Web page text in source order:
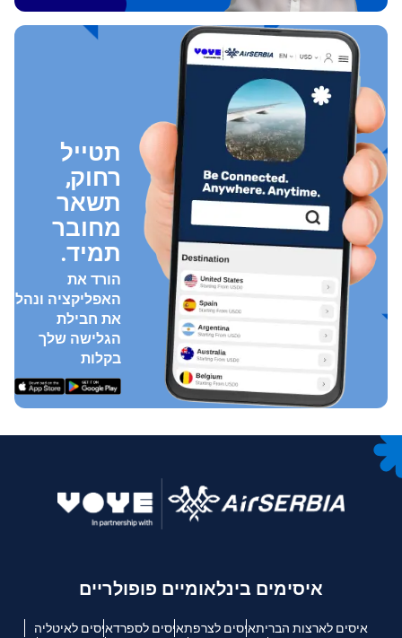
תטייל
רחוק,
תשאר
מחובר
תמיד.
הורד את
האפליקציה ונהל
את חבילת
הגלישה שלך
בקלות
איסימים בינלאומיים פופולריים
איסים לארצות הבריתאיסים לצרפתאיסים לספרדאיסים לאיטליה